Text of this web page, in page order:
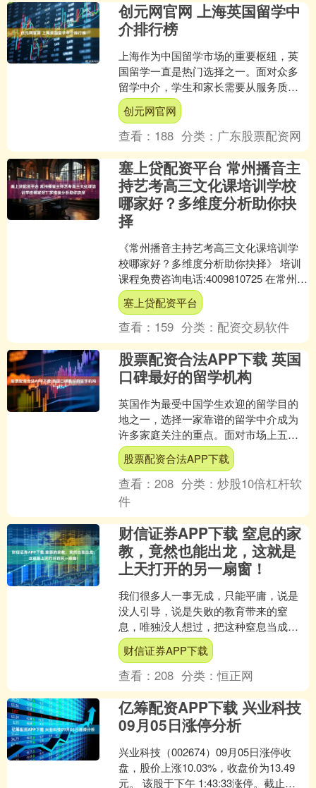
创元网官网 上海英国留学中
介排行榜
上海作为中国留学市场的重要枢纽，英
国留学一直是热门选择之一。面对众多
留学中介，学生和家长需要从服务质
量、申请成功率、本地化支持等多个角
度进行综合评估，以找到最适....
创元网官网
查看： 188 分类： 广东股票配资网
塞上贷配资平台 常州播音主
持艺考高三文化课培训学校
哪家好？多维度分析助你抉
择
《常州播音主持艺考高三文化课培训学
校哪家好？多维度分析助你抉择》 培训
课程免费咨询电话:4009810725 在常州，
对于即将面临播音主持艺考的高三学生
来说，文....
塞上贷配资平台
查看： 159 分类： 配资交易软件
股票配资合法APP下载 英国
口碑最好的留学机构
英国作为最受中国学生欢迎的留学目的
地之一，选择一家靠谱的留学中介成为
许多家庭关注的重点。面对市场上五花
八门的服务机构，很多同学容易陷入选
择困难。一家好的留学中介....
股票配资合法APP下载
查看：208 分类：炒股10倍杠杆软
件
财信证券APP下载 窒息的家
教，竟然也能出龙，这就是
上天打开的另一扇窗！
我们很多人一事无成，只能平庸，说是
没人引导，说是失败的教育带来的窒
息，唯独没人想过，把这种窒息当成走
向成功的保护伞，只是心安理得的甘于
平庸。 曾国藩都知道，晚清....
财信证券APP下载
查看：208 分类：恒正网
亿筹配资APP下载 兴业科技
09月05日涨停分析
兴业科技（002674）09月05日涨停收
盘，股价上涨10.03%，收盘价为13.49
元。 该股于下午 1:43:33涨停。截止